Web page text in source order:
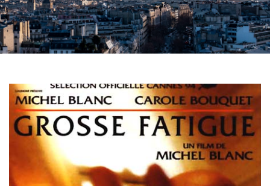
Fantasy
Horror
Kostuumdrama
Misdaad
Musical
Oorlogsfilm